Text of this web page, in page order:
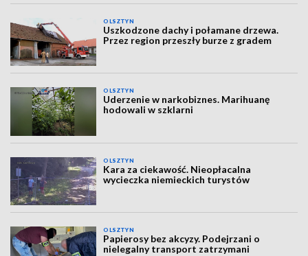
OLSZTYN
Uszkodzone dachy i połamane drzewa.
Przez region przeszły burze z gradem
OLSZTYN
Uderzenie w narkobiznes. Marihuanę
hodowali w szklarni
OLSZTYN
Kara za ciekawość. Nieopłacalna
wycieczka niemieckich turystów
OLSZTYN
Papierosy bez akcyzy. Podejrzani o
nielegalny transport zatrzymani